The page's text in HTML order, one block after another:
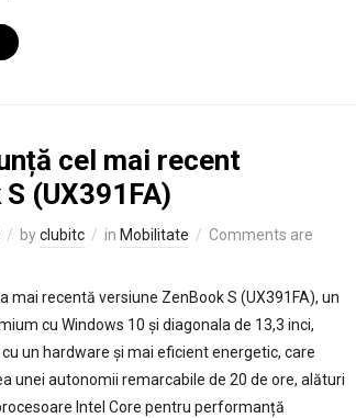
cel mai recent
(UX391FA)
byclubitc in Mobilitate
Comments are
mai recentă versiune ZenBook S (UX391FA), un
cu Windows 10 și diagonala de 13,3 inci,
un hardware și mai eficient energetic, care
unei autonomii remarcabile de 20 de ore, alături
Intel Core pentru performanță